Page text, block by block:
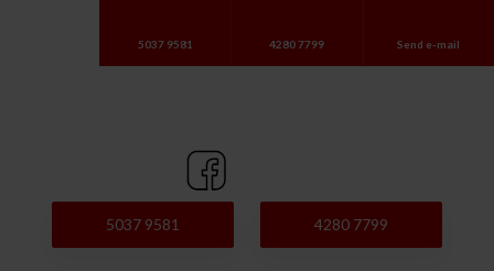
5037 9581 4280 7799 Send e-mail
5037 9581 4280 7799